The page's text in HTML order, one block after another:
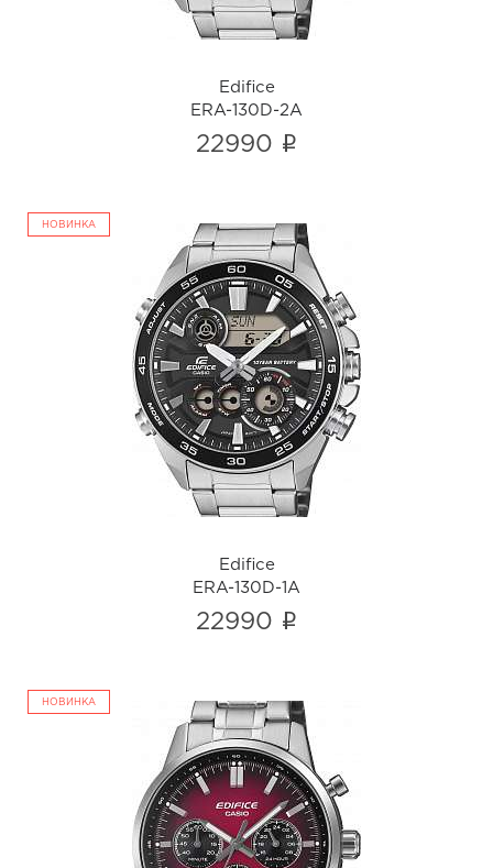
Edifice
ERA-130D-2A
22990 i
НОВИНКА
Edifice
ERA-130D-1A
i
Edifice
ERA-130D-1A
22990 i
НОВИНКА
Edifice
EFR-575D-4A